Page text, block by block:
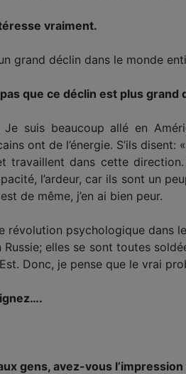
vraiment.
grand déclin dans le monde
que ce déclin est plus grand
Je suis beaucoup allé en
ont de l’énergie. S’ils
travaillent dans cette
l’ardeur, car ils sont un
de même, j’en ai bien peur.
révolution psychologique dans
Russie; elles se sont toutes
Donc, je pense que le vrai
gens, avez-vous